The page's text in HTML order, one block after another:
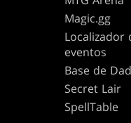
Magic.gg
Localizador
eventos
Base de
Secret Lair
SpellTable